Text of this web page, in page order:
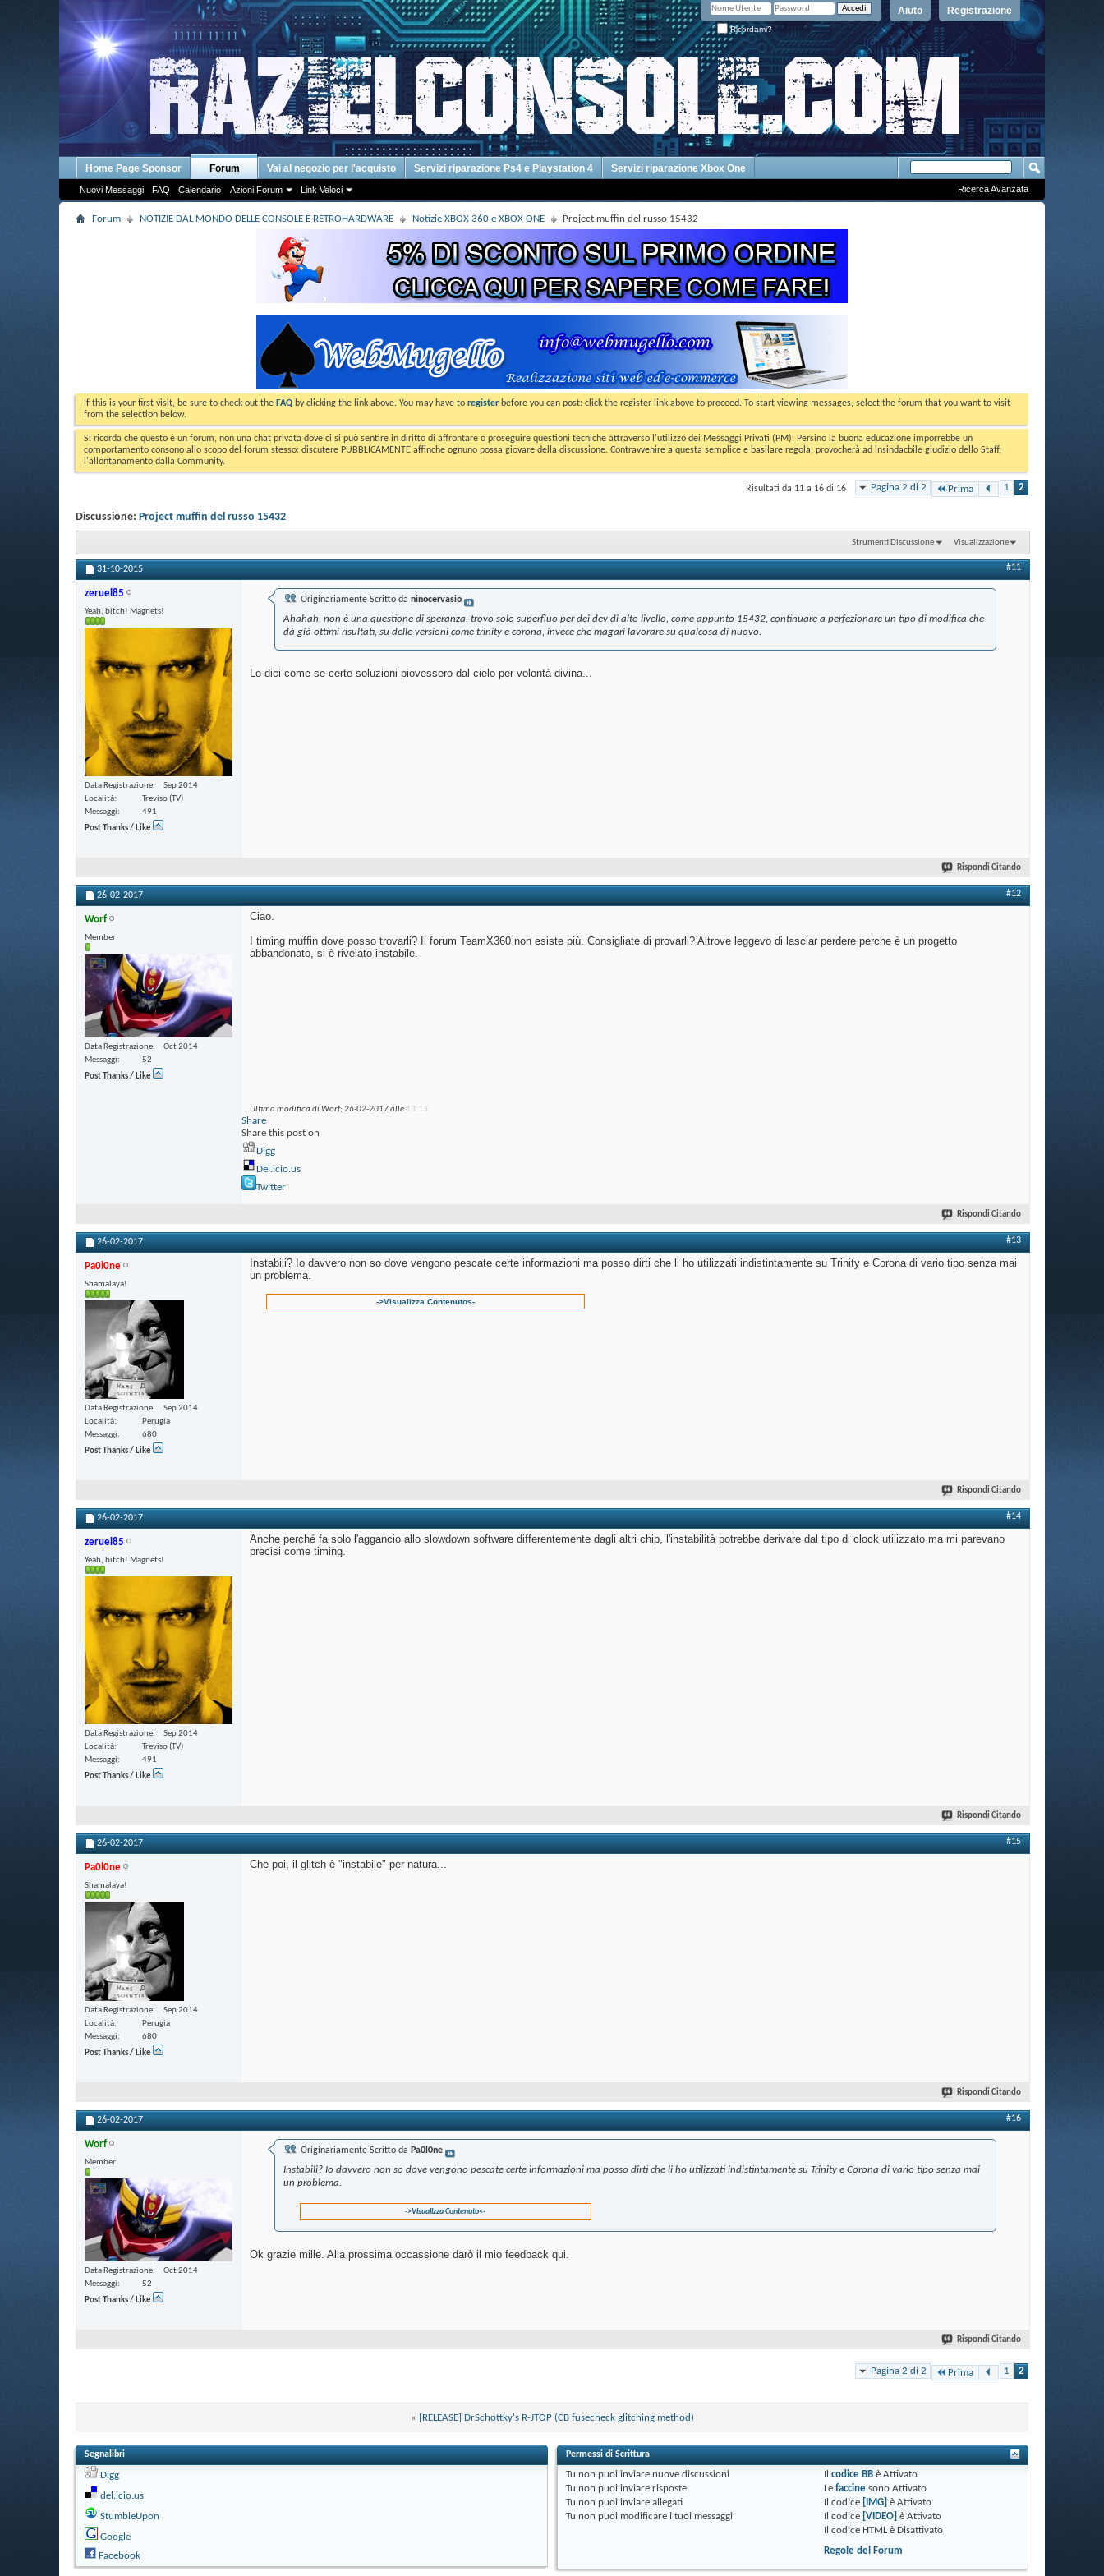
Registrazione
Aiuto
Ricordami?
Home Page Sponsor Forum
Nuovi Messaggi FAQ Calendario Azioni Forum Link Veloci
Vai al negozio per l'acquisto Servizi riparazione Ps4 e Playstation 4 Servizi riparazione Xbox One
Ricerca Avanzata
Forum NOTIZIE DAL MONDO DELLE CONSOLE E RETROHARDWARE Notizie XBOX 360 e XBOX ONE Project muffin del russo 15432
If this is your first visit, be sure to check out the FAQ by clicking the link above. You may have to register before you can post: click the register link above to proceed. To start viewing messages, select the forum that you want to visit
from the selection below.
Si ricorda che questo è un forum, non una chat privata dove ci si può sentire in diritto di affrontare o proseguire questioni tecniche attraverso l'utilizzo dei Messaggi Privati (PM). Persino la buona educazione imporrebbe un
comportamento consono allo scopo del forum stesso: discutere PUBBLICAMENTE affinche ognuno possa giovare della discussione. Contravvenire a questa semplice e basilare regola, provocherà ad insindacbile giudizio dello Staff,
l'allontanamento dalla Community.
Pagina 2 di 2 Prima 1 2
Risultati da 11 a 16 di 16
Discussione: Project muffin del russo 15432
Strumenti Discussione Visualizzazione
31-10-2015 #11
zeruel85
Yeah, bitch! Magnets!
Data Registrazione
Sep 2014
Località
Treviso (TV)
Messaggi
491
Post Thanks / Like
Originariamente Scritto da ninocervasio
Ahahah, non è una questione di speranza, trovo solo superfluo per dei dev di alto livello, come appunto 15432, continuare a perfezionare un tipo di modifica che
dà già ottimi risultati, su delle versioni come trinity e corona, invece che magari lavorare su qualcosa di nuovo.
Lo dici come se certe soluzioni piovessero dal cielo per volontà divina...
Rispondi Citando
26-02-2017 #12
Worf
Member
Data Registrazione
Oct 2014
Messaggi
52
Post Thanks / Like
Ciao.
I timing muffin dove posso trovarli? Il forum TeamX360 non esiste più. Consigliate di provarli? Altrove leggevo di lasciar perdere perche è un progetto
abbandonato, si è rivelato instabile.
Ultima modifica di Worf; 26-02-2017 alle 13:13
Share
Share this post on
Digg
Del.icio.us
Twitter
Rispondi Citando
26-02-2017 #13
Pa0l0ne
Shamalaya!
Data Registrazione
Sep 2014
Località
Perugia
Messaggi
680
Post Thanks / Like
Instabili? Io davvero non so dove vengono pescate certe informazioni ma posso dirti che li ho utilizzati indistintamente su Trinity e Corona di vario tipo senza mai
un problema.
->Visualizza Contenuto<-
Rispondi Citando
26-02-2017 #14
zeruel85
Yeah, bitch! Magnets!
Data Registrazione
Sep 2014
Località
Treviso (TV)
Messaggi
491
Post Thanks / Like
Anche perché fa solo l'aggancio allo slowdown software differentemente dagli altri chip, l'instabilità potrebbe derivare dal tipo di clock utilizzato ma mi parevano
precisi come timing.
Rispondi Citando
26-02-2017 #15
Pa0l0ne
Shamalaya!
Data Registrazione
Sep 2014
Località
Perugia
Messaggi
680
Post Thanks / Like
Che poi, il glitch è "instabile" per natura...
Rispondi Citando
26-02-2017 #16
Worf
Member
Data Registrazione
Oct 2014
Messaggi
52
Post Thanks / Like
Originariamente Scritto da Pa0l0ne
Instabili? Io davvero non so dove vengono pescate certe informazioni ma posso dirti che li ho utilizzati indistintamente su Trinity e Corona di vario tipo senza mai
un problema.
->Visualizza Contenuto<-
Ok grazie mille. Alla prossima occassione darò il mio feedback qui.
Rispondi Citando
Pagina 2 di 2 Prima 1 2
« [RELEASE] DrSchottky's R-JTOP (CB fusecheck glitching method)
Segnalibri
Digg
del.icio.us
StumbleUpon
Google
Facebook
Permessi di Scrittura
Tu non puoiinviare nuove discussioni
Tu non puoiinviare risposte
Tu non puoiinviare allegati
Tu non puoimodificare i tuoi messaggi
Il codice BBè Attivato
Le faccinesono Attivato
Il codice [IMG] è Attivato
Il codice [VIDEO] è Attivato
Il codice HTML è Disattivato
Regole del Forum